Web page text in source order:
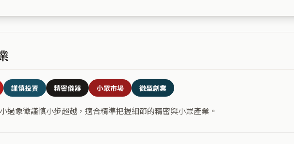
謹慎投資 精密儀器 小眾市場 微型創業
過象徵謹慎小步超越，適合精準把握細節的精密與小眾產業。